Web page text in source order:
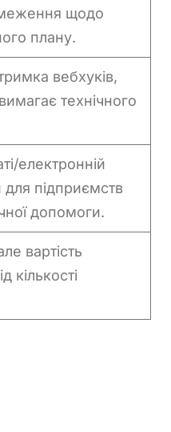
щодо
плану.
вебхуків,
технічного
електронній
підприємств
допомоги.
вартість
кількості